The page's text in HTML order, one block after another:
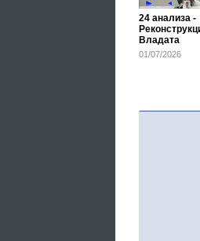
24 анализа -
Владата
01/07/2026